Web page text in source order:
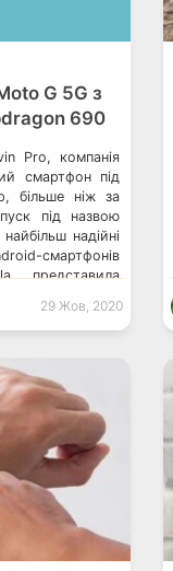
G 5G з
690
Pro, компанія
смартфон під
більше ніж за
під назвою
надійні
смартфонів
представила
що
Motorola […]
29 Жов, 2020